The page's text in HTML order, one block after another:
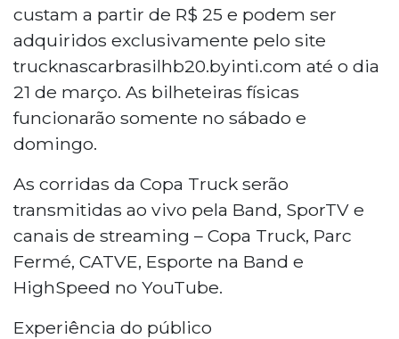
custam a partir de R$ 25 e podem ser
adquiridos exclusivamente pelo site
trucknascarbrasilhb20.byinti.com até o dia
21 de março. As bilheteiras físicas
funcionarão somente no sábado e
domingo.
As corridas da Copa Truck serão
transmitidas ao vivo pela Band, SporTV e
canais de streaming – Copa Truck, Parc
Fermé, CATVE, Esporte na Band e
HighSpeed no YouTube.
Experiência do público